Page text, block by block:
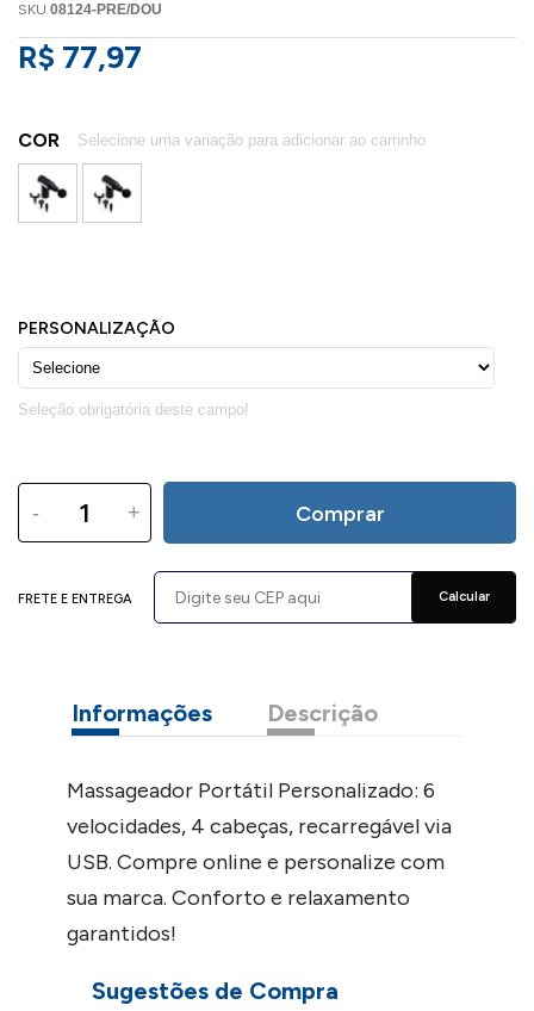
SKU 08124-PRE/DOU
R$ 77,97
COR
- + Comprar
FRETE E ENTREGA Calcular
Informações Descrição
Massageador Portátil Personalizado: 6
velocidades, 4 cabeças, recarregável via
USB. Compre online e personalize com
sua marca. Conforto e relaxamento
garantidos!
Sugestões de Compra